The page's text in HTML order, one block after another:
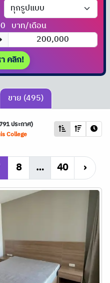
บาท/เดือน
คลิก!
ขาย (495)
ประกาศ)
College
8 … 40 ›